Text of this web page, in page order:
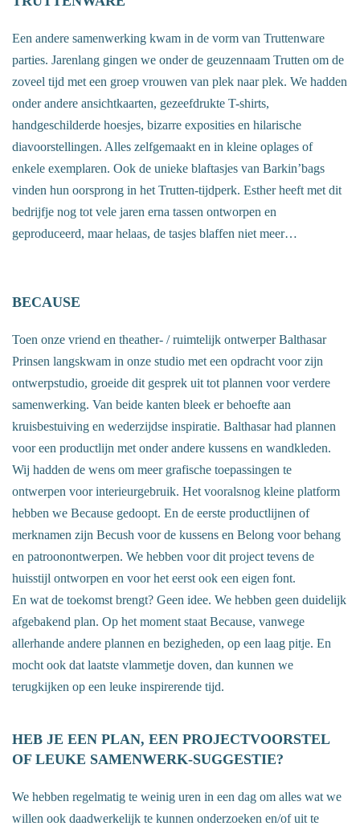
Een andere samenwerking kwam in de vorm van Truttenware
parties. Jarenlang gingen we onder de geuzennaam Trutten om de
zoveel tijd met een groep vrouwen van plek naar plek. We hadden
onder andere ansichtkaarten, gezeefdrukte T-shirts,
handgeschilderde hoesjes, bizarre exposities en hilarische
diavoorstellingen. Alles zelfgemaakt en in kleine oplages of
enkele exemplaren. Ook de unieke blaftasjes van Barkin’bags
vinden hun oorsprong in het Trutten-tijdperk. Esther heeft met dit
bedrijfje nog tot vele jaren erna tassen ontworpen en
geproduceerd, maar helaas, de tasjes blaffen niet meer…
BECAUSE
Toen onze vriend en theather- / ruimtelijk ontwerper Balthasar
Prinsen langskwam in onze studio met een opdracht voor zijn
ontwerpstudio, groeide dit gesprek uit tot plannen voor verdere
samenwerking. Van beide kanten bleek er behoefte aan
kruisbestuiving en wederzijdse inspiratie. Balthasar had plannen
voor een productlijn met onder andere kussens en wandkleden.
Wij hadden de wens om meer grafische toepassingen te
ontwerpen voor interieurgebruik. Het vooralsnog kleine platform
hebben we Because gedoopt. En de eerste productlijnen of
merknamen zijn Becush voor de kussens en Belong voor behang
en patroonontwerpen. We hebben voor dit project tevens de
huisstijl ontworpen en voor het eerst ook een eigen font.
En wat de toekomst brengt? Geen idee. We hebben geen duidelijk
afgebakend plan. Op het moment staat Because, vanwege
allerhande andere plannen en bezigheden, op een laag pitje. En
mocht ook dat laatste vlammetje doven, dan kunnen we
terugkijken op een leuke inspirerende tijd.
HEB JE EEN PLAN, EEN PROJECTVOORSTEL
OF LEUKE SAMENWERK-SUGGESTIE?
We hebben regelmatig te weinig uren in een dag om alles wat we
willen ook daadwerkelijk te kunnen onderzoeken en/of uit te